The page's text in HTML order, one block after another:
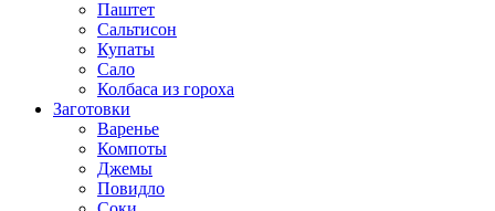
Паштет
Сальтисон
Купаты
Сало
Колбаса из гороха
Заготовки
Варенье
Компоты
Джемы
Повидло